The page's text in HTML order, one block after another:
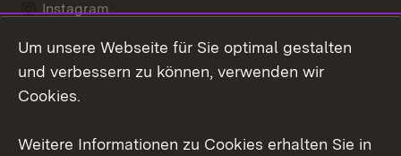
Instagram
Social Wall
Um unsere Webseite für Sie optimal gestalten
und verbessern zu können, verwenden wir
Cookies.
Weitere Informationen zu Cookies erhalten Sie in